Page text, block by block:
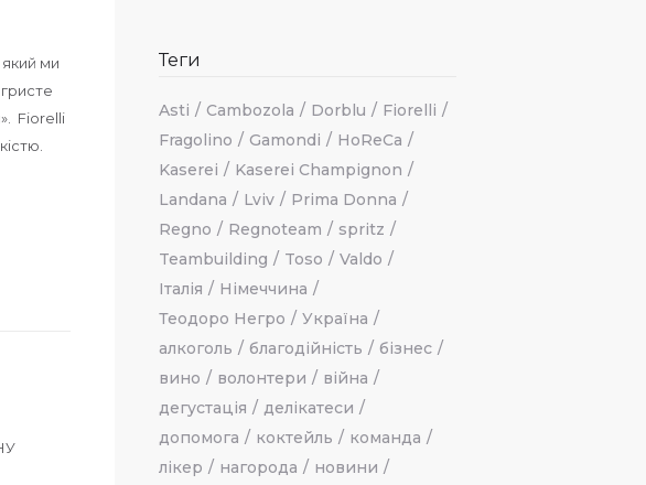
який ми
Fiorelli
Теги
Asti Cambozola Dorblu
Fiorelli
Fragolino
Gamondi
HoReCa
Kaserei
Kaserei Champignon
Landana
Lviv
Prima Donna
Regno
Regnoteam
spritz
Teambuilding
Toso
Valdo
Італія
Німеччина
Теодоро Негро
Україна
алкоголь
благодійність
бізнес
вино
волонтери
війна
дегустація
делікатеси
допомога
коктейль
команда
лікер
нагорода
новини